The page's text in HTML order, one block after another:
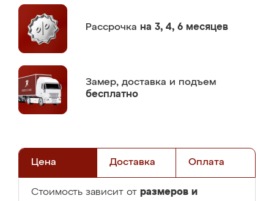
Рассрочка на 3, 4, 6 месяцев
Замер, доставка и подъем
бесплатно
Цена Доставка Оплата
Стоимость зависит от размеров и